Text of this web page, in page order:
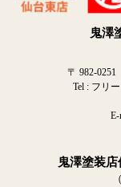
鬼澤
〒 982-
Tel : フリ
E-
鬼澤塗装